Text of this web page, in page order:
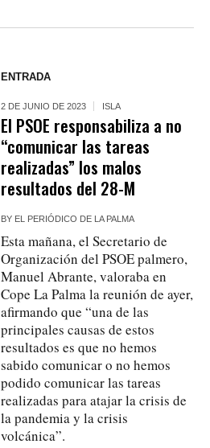
ENTRADA
2 DE JUNIO DE 2023 ISLA
El PSOE responsabiliza a no
“comunicar las tareas
realizadas” los malos
resultados del 28-M
BY EL PERIÓDICO DE LA PALMA
Esta mañana, el Secretario de
Organización del PSOE palmero,
Manuel Abrante, valoraba en
Cope La Palma la reunión de ayer,
afirmando que “una de las
principales causas de estos
resultados es que no hemos
sabido comunicar o no hemos
podido comunicar las tareas
realizadas para atajar la crisis de
la pandemia y la crisis
volcánica”.